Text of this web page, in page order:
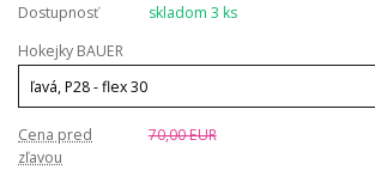
Dostupnosť
skladom 3 ks
Hokejky BAUER
Cena pred
zľavou
70,00 EUR